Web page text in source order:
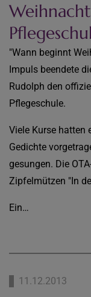
"Wann beginnt
Impuls beendete
Rudolph den
Pflegeschule.
Viele Kurse hatten
Gedichte
gesungen. Die
Zipfelmützen "In
Ein…
11.12.2013